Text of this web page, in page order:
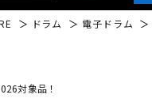
ドラム 電子ドラム
対象品！